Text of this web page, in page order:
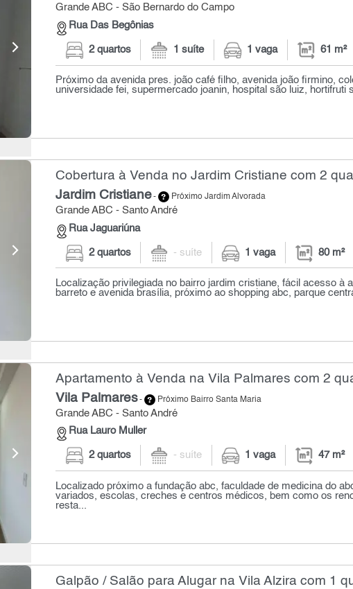
Grande ABC - São Bernardo do Campo
Rua Das Begônias
2 quartos 1 suíte 1 vaga 61 m²
Próximo da avenida pres. joão café filho, avenida joão firmino,
universidade fei, supermercado joanin, hospital são luiz, hortifruti
Cobertura à Venda no Jardim Cristiane com 2
Jardim Cristiane- Próximo Jardim Alvorada
Grande ABC - Santo André
Rua Jaguariúna
2 quartos - suíte 1 vaga 80 m²
Localização privilegiada no bairro jardim cristiane, fácil acesso à
barreto e avenida brasília, próximo ao shopping abc, parque
Apartamento à Venda na Vila Palmares com 2
Vila Palmares- Próximo Bairro Santa Maria
Grande ABC - Santo André
Rua Lauro Muller
2 quartos - suíte 1 vaga 47 m²
Localizado próximo a fundação abc, faculdade de medicina do
variados, escolas, creches e centros médicos, bem como os
resta...
Galpão / Salão para Alugar na Vila Alzira com 1